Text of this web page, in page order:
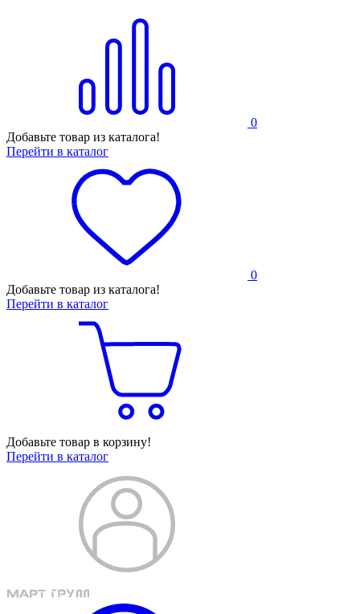
0
Добавьте товар из каталога!
Перейти в каталог
0
Добавьте товар из каталога!
Перейти в каталог
Добавьте товар в корзину!
Перейти в каталог